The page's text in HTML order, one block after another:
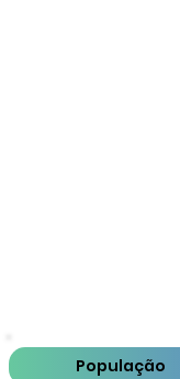
População